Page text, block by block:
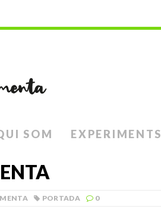
SOM EXPERIMENTS
PORTADA 0